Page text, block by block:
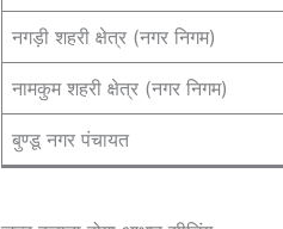
नगड़ी शहरी क्षेत्र (नगर निगम)
नामकुम शहरी क्षेत्र (नगर निगम)
बुण्डू नगर पंचायत